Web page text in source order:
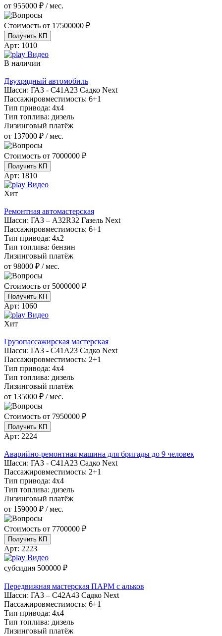
от 955000 ₽ / мес.
Стоимость от 17500000 ₽
Получить КП
Арт: 1010
Видео
В наличии
Двухрядный автомобиль
Шасси: ГАЗ - С41А23 Садко Next
Пассажировместимость: 6+1
Тип привода: 4х4
Тип топлива: дизель
Лизинговый платёж
от 137000 ₽ / мес.
Стоимость от 7000000 ₽
Получить КП
Арт: 1810
Видео
Хит
Ремонтная автомастерская
Шасси: ГАЗ – A32R32 Газель Next
Пассажировместимость: 6+1
Тип привода: 4х2
Тип топлива: бензин
Лизинговый платёж
от 98000 ₽ / мес.
Стоимость от 5000000 ₽
Получить КП
Арт: 1060
Видео
Хит
Грузопассажирская мастерская
Шасси: ГАЗ - С41А23 Садко Next
Пассажировместимость: 2+1
Тип привода: 4х4
Тип топлива: дизель
Лизинговый платёж
от 135000 ₽ / мес.
Стоимость от 7950000 ₽
Получить КП
Арт: 2224
Аварийно-ремонтная машина для бригады до 9 человек
Шасси: ГАЗ - С41А23 Садко Next
Пассажировместимость: 2+1
Тип привода: 4х4
Тип топлива: дизель
Лизинговый платёж
от 159000 ₽ / мес.
Стоимость от 7700000 ₽
Получить КП
Арт: 2223
Видео
субсидия 500000 ₽
Передвижная мастерская ПАРМ с альков
Шасси: ГАЗ – С42А43 Садко Next
Пассажировместимость: 6+1
Тип привода: 4х4
Тип топлива: дизель
Лизинговый платёж